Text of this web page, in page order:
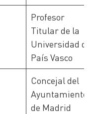
Profesor
Titular de la
Universidad del
País Vasco
Concejal del
Ayuntamiento
de Madrid